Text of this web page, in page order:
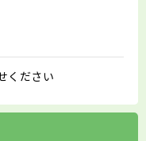
ください